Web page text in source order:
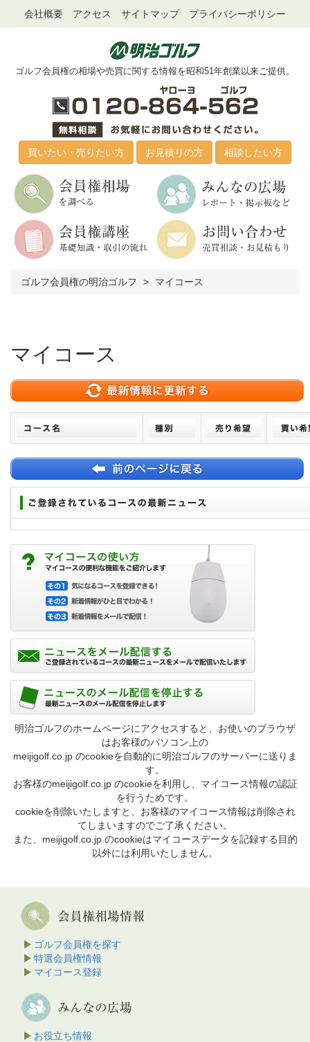
会社概要 アクセス サイトマップ プライバシーポリシー
ゴルフ会員権の相場や売買に関する情報を昭和51年創業以来ご提供。
買いたい・売りたい方 お見積りの方 相談したい方
ゴルフ会員権の明治ゴルフ マイコース
マイコース
明治ゴルフのホームページにアクセスすると、お使いのブラウザ
はお客様のパソコン上の
meijigolf.co.jp のcookieを自動的に明治ゴルフのサーバーに送りま
す。
お客様のmeijigolf.co.jp のcookieを利用し、マイコース情報の認証
を行うためです。
cookieを削除いたしますと、お客様のマイコース情報は削除され
てしまいますのでご了承ください。
また、meijigolf.co.jp のcookieはマイコースデータを記録する目的
以外には利用いたしません。
ゴルフ会員権を探す
特選会員権情報
マイコース登録
お役立ち情報